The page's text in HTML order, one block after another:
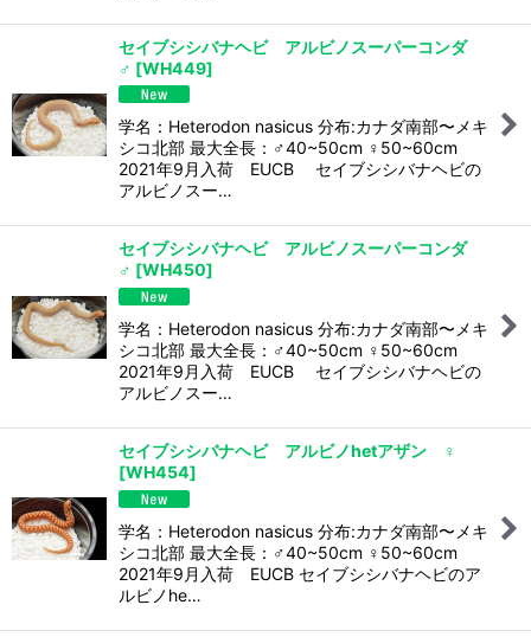
セイブシシバナヘビ アルビノスーパーコンダ
♂ [WH449]
学名：Heterodon nasicus 分布:カナダ南部〜メキ
シコ北部 最大全長：♂40~50cm ♀50~60cm
2021年9月入荷 EUCB セイブシシバナヘビの
アルビノスー…
セイブシシバナヘビ アルビノスーパーコンダ
♂ [WH450]
学名：Heterodon nasicus 分布:カナダ南部〜メキ
シコ北部 最大全長：♂40~50cm ♀50~60cm
2021年9月入荷 EUCB セイブシシバナヘビの
アルビノスー…
セイブシシバナヘビ アルビノhetアザン ♀
[WH454]
学名：Heterodon nasicus 分布:カナダ南部〜メキ
シコ北部 最大全長：♂40~50cm ♀50~60cm
2021年9月入荷 EUCB セイブシシバナヘビのア
ルビノhe…